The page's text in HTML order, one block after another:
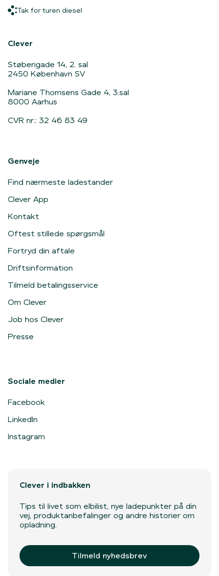
Tak for turen diesel
Clever
Støberigade 14, 2. sal
2450 København SV
Mariane Thomsens Gade 4, 3.sal
8000 Aarhus
CVR nr.: 32 46 83 49
Genveje
Find nærmeste ladestander
Clever App
Kontakt
Oftest stillede spørgsmål
Fortryd din aftale
Driftsinformation
Tilmeld betalingsservice
Om Clever
Job hos Clever
Presse
Sociale medier
Facebook
LinkedIn
Instagram
Clever i indbakken
Tips til livet som elbilist, nye ladepunkter på din
vej, produktanbefalinger og andre historier om
opladning.
Tilmeld nyhedsbrev